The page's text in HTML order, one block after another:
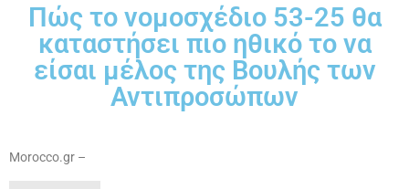
Πώς το νομοσχέδιο 53-25 θα
καταστήσει πιο ηθικό το να
είσαι μέλος της Βουλής των
Αντιπροσώπων
Morocco.gr –